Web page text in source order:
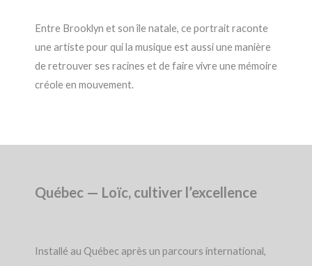
Entre Brooklyn et son île natale, ce portrait raconte
une artiste pour qui la musique est aussi une manière
de retrouver ses racines et de faire vivre une mémoire
créole en mouvement.
Québec — Loïc, cultiver l’excellence
Installé au Québec après un parcours international,